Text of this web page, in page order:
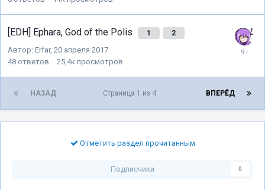
[EDH] Ephara, God of the Polis 1 2
Автор: Erfar, 20 апреля 2017
48 ответов 25,4к просмотров
НАЗАД ВПЕРЁД
Страница 1 из 4
Отметить раздел прочитанным
Подписчики 0